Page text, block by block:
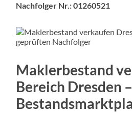
Nachfolger Nr.: 01260521
Maklerbestand
Bereich Dresden